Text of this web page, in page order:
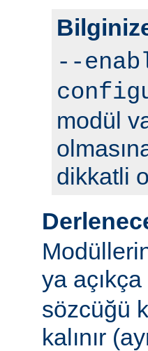
--
modül
dikkatli
ya
sözcüğü
kalınır